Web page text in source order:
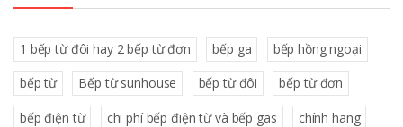
1 bếp từ đôi hay 2 bếp từ đơn bếp ga bếp hồng ngoại
bếp từ Bếp từ sunhouse bếp từ đôi bếp từ đơn
bếp điện từ chi phí bếp điện từ và bếp gas chính hãng